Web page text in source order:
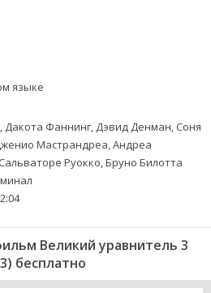
языке
Дакота Фаннинг, Дэвид Денман, Соня
Мастрандреа, Андреа
Руокко, Бруно Билотта
Великий уравнитель 3
бесплатно